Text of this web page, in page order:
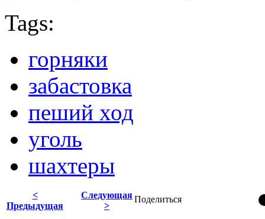
Tags:
горняки
забастовка
пеший ход
уголь
шахтеры
Поделиться
<
Предыдущая
Следующая
>